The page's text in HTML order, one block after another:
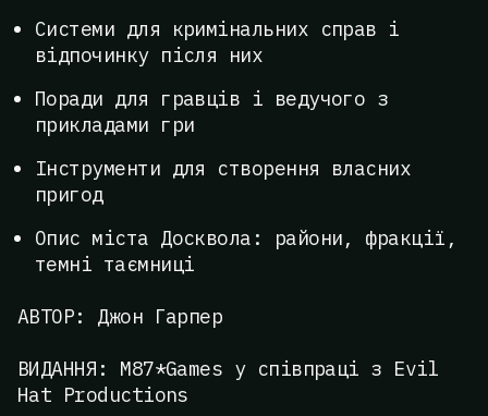
Системи для кримінальних справ і
відпочинку після них
Поради для гравців і ведучого з
прикладами гри
Інструменти для створення власних
пригод
Опис міста Досквола: райони, фракції,
темні таємниці
АВТОР: Джон Гарпер
ВИДАННЯ: M87*Games у співпраці з Evil
Hat Productions